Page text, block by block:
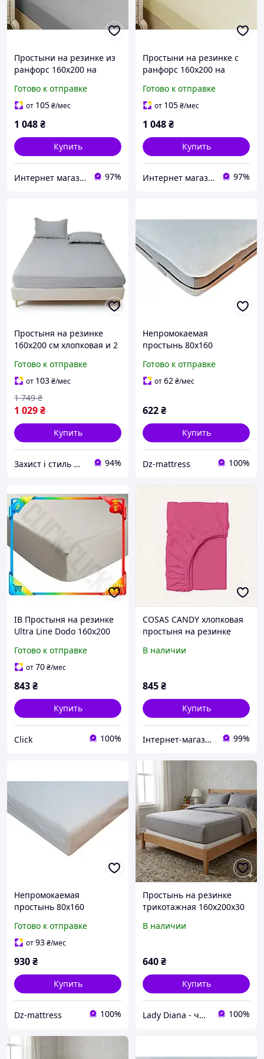
Простыни на резинке из
ранфорс 160х200 на
простыни хлопковое на
матрас с наволочками
Готово к отправке
от 105₴/мес
1 048₴
Купить
Интернет магазин "От и дО" 97%
Простыни на резинке с
ранфорс 160х200 на
простыни хлопковое на
матрас с наволочками
Готово к отправке
от 105₴/мес
1 048₴
Купить
Интернет магазин "От и дО" 97%
Простыня на резинке
160х200 см хлопковая и 2
агатовый серый GL-4922
Готово к отправке
от 103₴/мес
1 029₴
1 749 ₴
Купить
Захист і стиль — в одному магазині 94%
Непромокаемая
простынь 80х160
резинках. Хлопок (махра)
Готово к отправке
от62₴/мес
622₴
Купить
Dz-mattress 100%
ІВ Простыня на резинке
Ultra Line Dodo 160х200
наматрасник для
двуспального матраса
Готово к отправке
от70₴/мес
843₴
Купить
Click 100%
COSAS CANDY хлопковая
простыня на резинке
В наличии
845₴
Купить
Інтернет-магазин SaleX 99%
Непромокаемая
простынь 80х160
Хлопок (махра)
Готово к отправке
от93₴/мес
930₴
Купить
Dz-mattress 100%
Простынь на резинке
трикотажная 160х200х30
хлопковая двуспальная
В наличии
640₴
Купить
Lady Diana - чехлы на мебель и домашний текстиль 100%